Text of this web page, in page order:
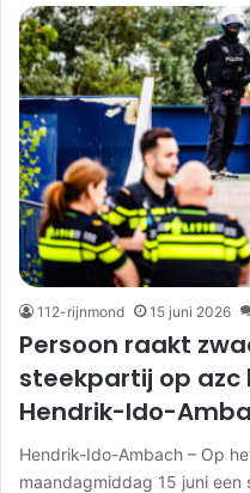
112-rijnmond 15 juni 2026
Persoon raakt
steekpartij op azc
Hendrik-Ido-
Hendrik-Ido-Ambach – Op
maandagmiddag 15 juni